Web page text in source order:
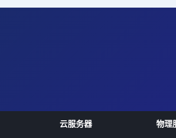
云服务器 物理